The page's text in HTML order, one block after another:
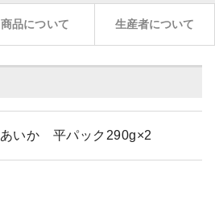
商品について 生産者について
いか 平パック290g×2